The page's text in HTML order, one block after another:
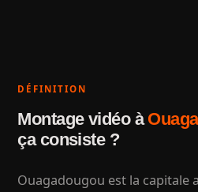
DÉFINITION
Montage vidéo à
ça consiste ?
Ouagadougou est la capitale